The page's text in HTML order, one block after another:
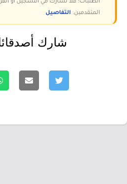
الطلبات؛ فلا نشارك في التسجيل أو
المتقدمين. التفاصيل
شارك